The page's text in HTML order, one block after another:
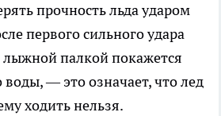
прочность льда ударом
первого сильного удара
палкой покажется
воды, — это означает, что лед
ходить нельзя.